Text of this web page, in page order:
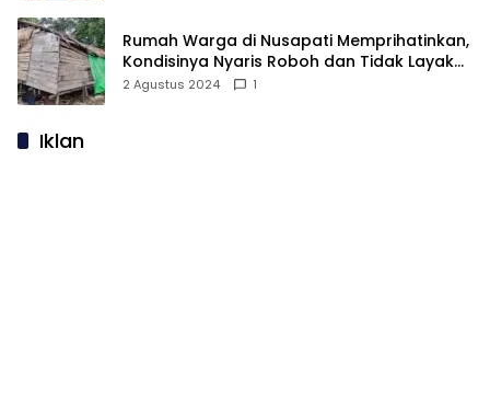
Rumah Warga di Nusapati Memprihatinkan,
Kondisinya Nyaris Roboh dan Tidak Layak
Huni
2 Agustus 2024 1
Iklan